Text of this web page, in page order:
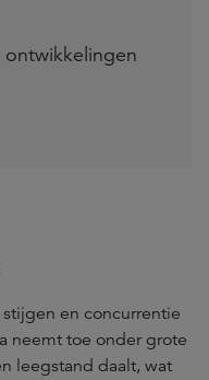
en concurrentie
neemt toe onder grote
leegstand daalt, wat